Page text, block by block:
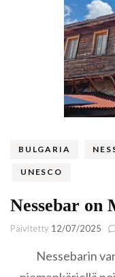
BULGARIA
UNESCO
Nessebar on
Päivitetty 12/07/2025
Nessebarin